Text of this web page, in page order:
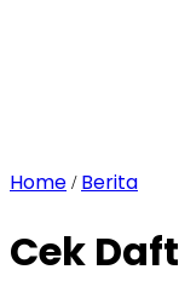
Home / Berita
Cek